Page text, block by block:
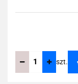
szt.